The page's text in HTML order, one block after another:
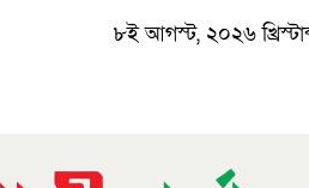
৮ই আগস্ট, ২০২৬